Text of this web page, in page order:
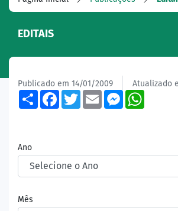
EDITAIS
Publicado em 14/01/2009 Atualizado
ShareFacebook
TwitterEmailMessenger
Ano
Mês